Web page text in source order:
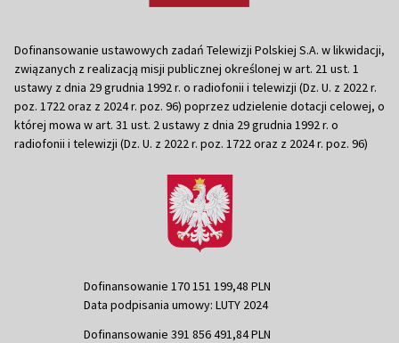
Dofinansowanie ustawowych zadań Telewizji Polskiej S.A. w likwidacji,
związanych z realizacją misji publicznej określonej w art. 21 ust. 1
ustawy z dnia 29 grudnia 1992 r. o radiofonii i telewizji (Dz. U. z 2022 r.
poz. 1722 oraz z 2024 r. poz. 96) poprzez udzielenie dotacji celowej, o
której mowa w art. 31 ust. 2 ustawy z dnia 29 grudnia 1992 r. o
radiofonii i telewizji (Dz. U. z 2022 r. poz. 1722 oraz z 2024 r. poz. 96)
Dofinansowanie 170 151 199,48 PLN
Data podpisania umowy: LUTY 2024
Dofinansowanie 391 856 491,84 PLN